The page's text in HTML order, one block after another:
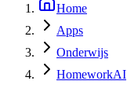
Home
Apps
Onderwijs
HomeworkAI